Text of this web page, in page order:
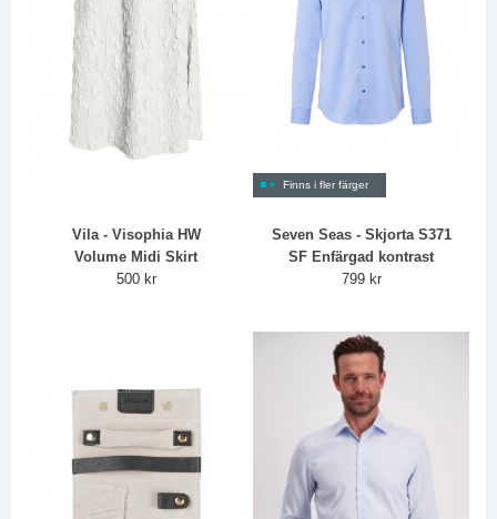
Vila - Visophia HW
Volume Midi Skirt
500 kr
Finns i fler färger
Seven Seas - Skjorta S371
SF Enfärgad kontrast
799 kr